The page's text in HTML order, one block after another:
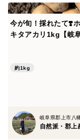
今が旬！採れたて❣️
キタアカリ1kg【岐
約1kg
岐阜県郡上市八